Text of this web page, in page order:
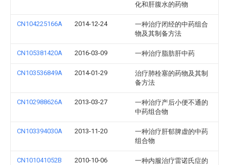
化和肝腹水的药物
CN104225166A 2014-12-24
一种治疗闭经的中药组合
物及其制备方法
CN105381420A 2016-03-09 一种治疗脂肪肝中药
CN103536849A 2014-01-29
治疗肺栓塞的药物及其制
备方法
CN102988626A 2013-03-27
一种治疗产后小便不通的
中药组合物
CN103394030A 2013-11-20
一种治疗肝郁脾虚的中药
组合物
CN101041052B 2010-10-06
一种内服治疗雷诺氏症的